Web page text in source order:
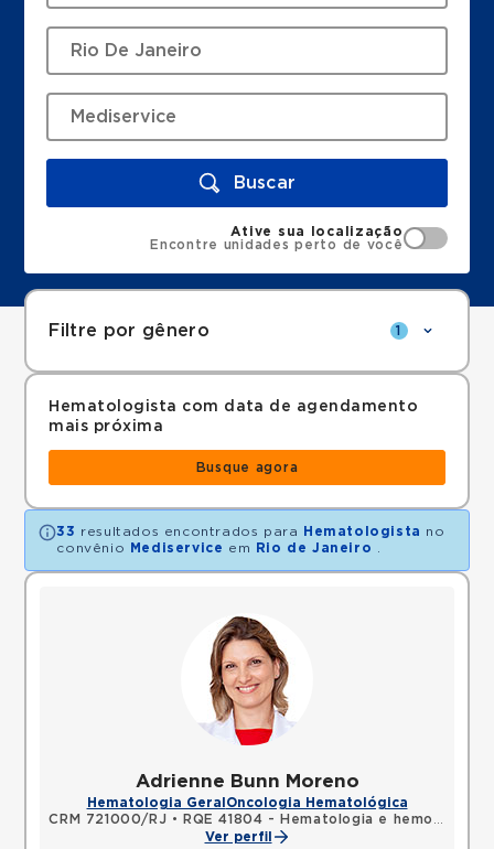
Buscar
Ative sua localização
Encontre unidades perto de você
Filtre por gênero 1
Hematologista com data de agendamento
mais próxima
Busque agora
33 resultados encontrados para Hematologista no
convênio
Mediservice em Rio de Janeiro
Adrienne Bunn Moreno
Hematologia Geral Oncologia Hematológica
CRM 721000/RJ •
RQE 41804 - Hematologia e hemoterapia
Ver perfil